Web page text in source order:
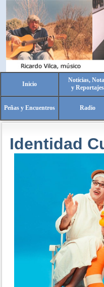
Inicio
Noticias,
y Reportajes
Peñas y Encuentros Radio
Identidad